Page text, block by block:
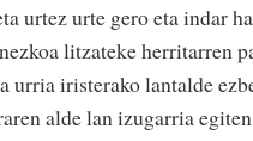
urtez urte gero eta indar
litzateke herritarren
urria iristerako lantalde
alde lan izugarria